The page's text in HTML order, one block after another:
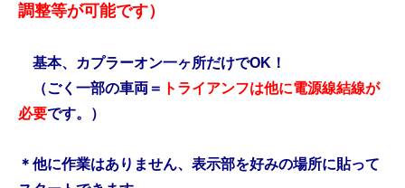
調整等が可能です）
基本、カプラーオン一ヶ所だけでOK！
（ごく一部の車両＝ トライアンフは他に電源線結線が
必要です。）
＊他に作業はありません、表示部を好みの場所に貼って